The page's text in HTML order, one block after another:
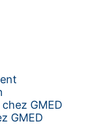
GMED
GMED